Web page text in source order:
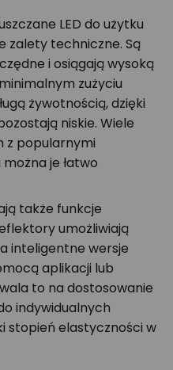
LED do użytku
zalety techniczne. Są
i osiągają wysoką
zużyciu
żywotnością, dzięki
niskie. Wiele
z popularnymi
je łatwo
także funkcje
umożliwiają
inteligentne wersje
aplikacji lub
to na dostosowanie
indywidualnych
stopień elastyczności w